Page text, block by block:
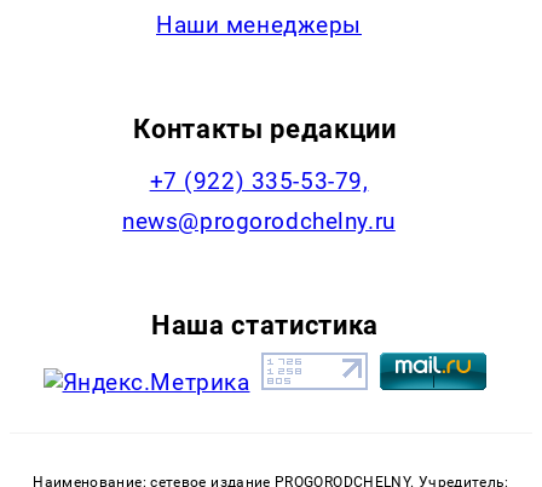
Наши менеджеры
Контакты редакции
+7 (922) 335-53-79,
news@progorodchelny.ru
Наша статистика
Наименование: сетевое издание PROGORODCHELNY. Учредитель: